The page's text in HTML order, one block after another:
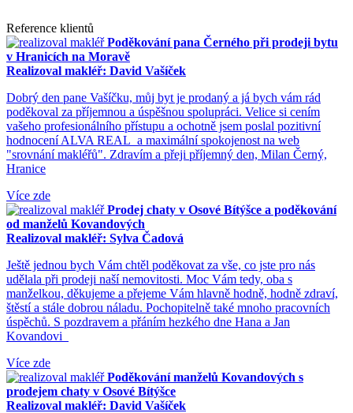
Reference klientů
Poděkování pana Černého při prodeji bytu
v Hranicích na Moravě
Realizoval makléř: David Vašíček
Dobrý den pane Vašíčku, můj byt je prodaný a já bych vám rád
poděkoval za příjemnou a úspěšnou spolupráci. Velice si cením
vašeho profesionálního přístupu a ochotně jsem poslal pozitivní
hodnocení ALVA REAL a maximální spokojenost na web
"srovnání makléřů". Zdravím a přeji příjemný den, Milan Černý,
Hranice
Více zde
Prodej chaty v Osové Bítýšce a poděkování
od manželů Kovandových
Realizoval makléř: Sylva Čadová
Ještě jednou bych Vám chtěl poděkovat za vše, co jste pro nás
udělala při prodeji naší nemovitosti. Moc Vám tedy, oba s
manželkou, děkujeme a přejeme Vám hlavně hodně, hodně zdraví,
štěstí a stále dobrou náladu. Pochopitelně také mnoho pracovních
úspěchů. S pozdravem a přáním hezkého dne Hana a Jan
Kovandovi
Více zde
Poděkování manželů Kovandových s
prodejem chaty v Osové Bítýšce
Realizoval makléř: David Vašíček